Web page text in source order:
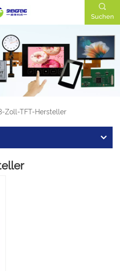
Suchen
Zoll-TFT-Hersteller